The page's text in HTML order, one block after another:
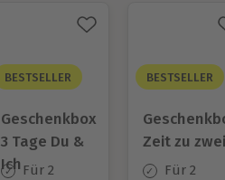
BESTSELLER
Geschenkbox
3 Tage Du &
Ich Für 2
BESTSELLER
Zeit zu
Für 2